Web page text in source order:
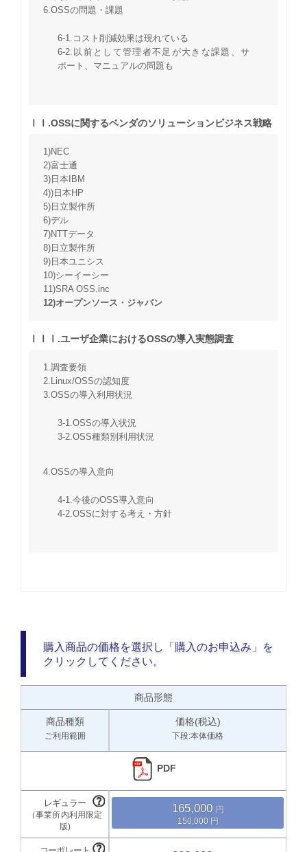
6.OSSの問題・課題
6-1.コスト削減効果は現れている
6-2.以前として管理者不足が大きな課題、サ
ポート、マニュアルの問題も
ⅠⅠ.OSSに関するベンダのソリューションビジネス戦略
1)NEC
2)富士通
3)日本IBM
4))日本HP
5)日立製作所
6)デル
7)NTTデータ
8)日立製作所
9)日本ユニシス
10)シーイーシー
11)SRA OSS.inc
12)オープンソース・ジャパン
ⅠⅠⅠ.ユーザ企業におけるOSSの導入実態調査
1.調査要領
2.Linux/OSSの認知度
3.OSSの導入利用状況
3-1.OSSの導入状況
3-2.OSS種類別利用状況
4.OSSの導入意向
4-1.今後のOSS導入意向
4-2.OSSに対する考え・方針
購入商品の価格を選択し「購入のお申込み」を
クリックしてください。
商品形態
商品種類
ご利用範囲
価格(税込)
下段:本体価格
PDF
165,000
150,000